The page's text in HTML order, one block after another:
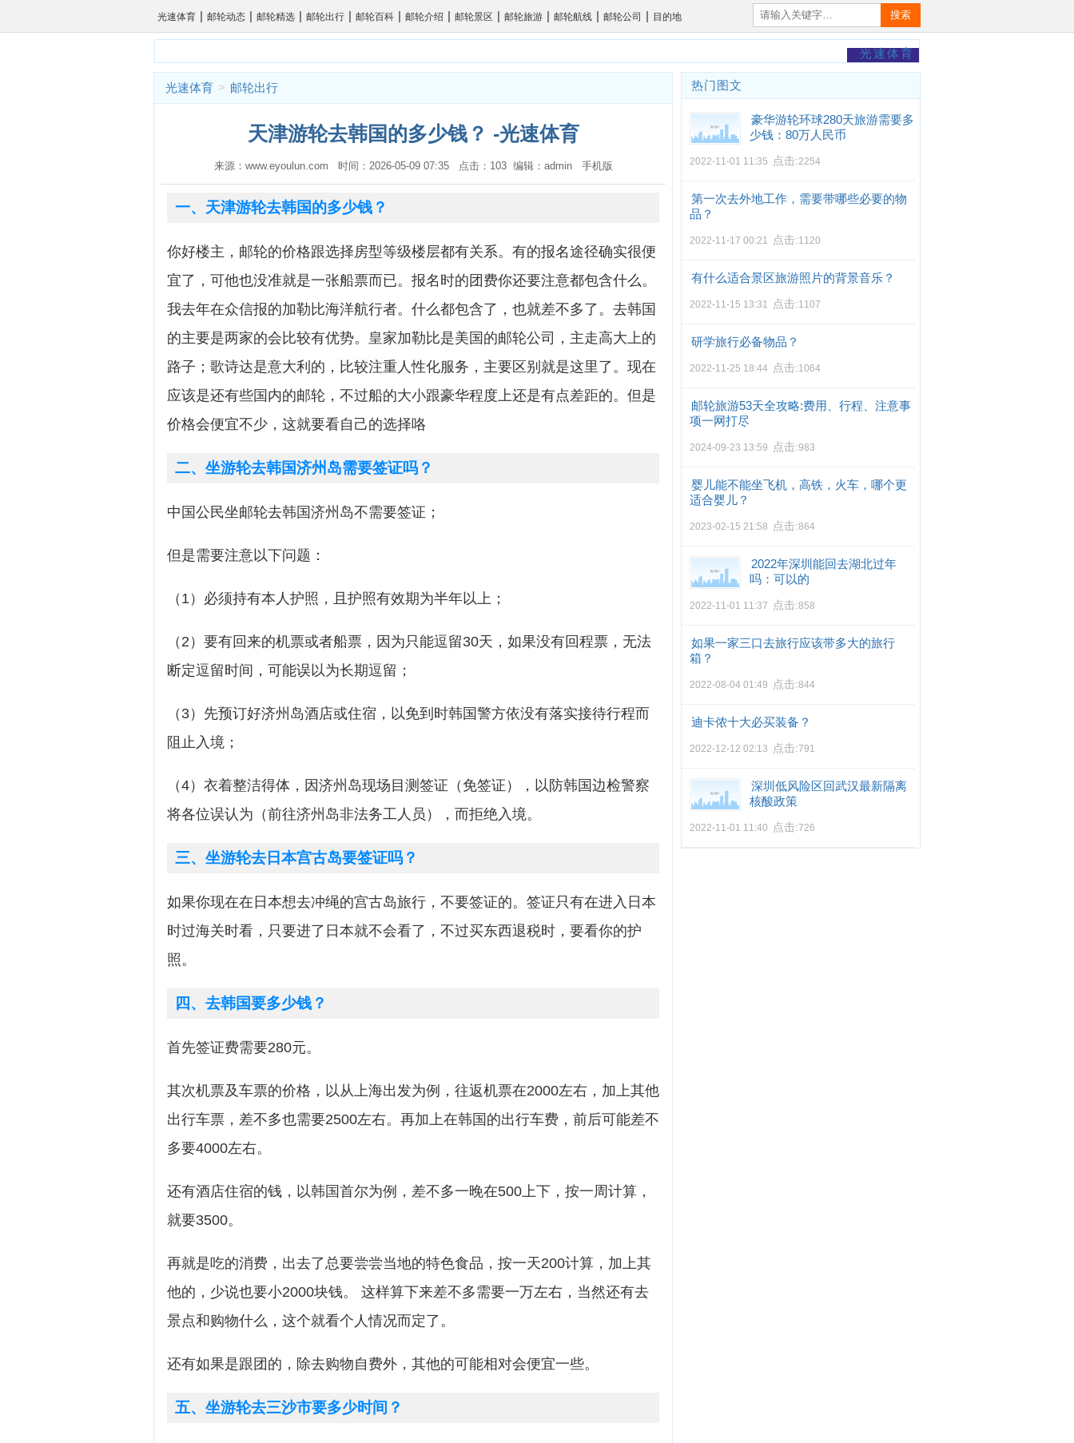
光速体育 | 邮轮动态 | 邮轮精选 | 邮轮出行 | 邮轮百科 | 邮轮介绍 | 邮轮景区 | 邮轮旅游 | 邮轮航线 | 邮轮公司 | 目的地 搜索
光速体育
光速体育 > 邮轮出行
天津游轮去韩国的多少钱？ -光速体育
来源：www.eyoulun.com 时间：2026-05-09 07:35 点击：103 编辑：admin 手机版
一、天津游轮去韩国的多少钱？
你好楼主，邮轮的价格跟选择房型等级楼层都有关系。有的报名途径确实很便
宜了，可他也没准就是一张船票而已。报名时的团费你还要注意都包含什么。
我去年在众信报的加勒比海洋航行者。什么都包含了，也就差不多了。去韩国
的主要是两家的会比较有优势。皇家加勒比是美国的邮轮公司，主走高大上的
路子；歌诗达是意大利的，比较注重人性化服务，主要区别就是这里了。现在
应该是还有些国内的邮轮，不过船的大小跟豪华程度上还是有点差距的。但是
价格会便宜不少，这就要看自己的选择咯
二、坐游轮去韩国济州岛需要签证吗？
中国公民坐邮轮去韩国济州岛不需要签证；
但是需要注意以下问题：
（1）必须持有本人护照，且护照有效期为半年以上；
（2）要有回来的机票或者船票，因为只能逗留30天，如果没有回程票，无法
断定逗留时间，可能误以为长期逗留；
（3）先预订好济州岛酒店或住宿，以免到时韩国警方依没有落实接待行程而
阻止入境；
（4）衣着整洁得体，因济州岛现场目测签证（免签证），以防韩国边检警察
将各位误认为（前往济州岛非法务工人员），而拒绝入境。
三、坐游轮去日本宫古岛要签证吗？
如果你现在在日本想去冲绳的宫古岛旅行，不要签证的。签证只有在进入日本
时过海关时看，只要进了日本就不会看了，不过买东西退税时，要看你的护
照。
四、去韩国要多少钱？
首先签证费需要280元。
其次机票及车票的价格，以从上海出发为例，往返机票在2000左右，加上其他
出行车票，差不多也需要2500左右。再加上在韩国的出行车费，前后可能差不
多要4000左右。
还有酒店住宿的钱，以韩国首尔为例，差不多一晚在500上下，按一周计算，
就要3500。
再就是吃的消费，出去了总要尝尝当地的特色食品，按一天200计算，加上其
他的，少说也要小2000块钱。 这样算下来差不多需要一万左右，当然还有去
景点和购物什么，这个就看个人情况而定了。
还有如果是跟团的，除去购物自费外，其他的可能相对会便宜一些。
五、坐游轮去三沙市要多少时间？
热门图文
豪华游轮环球280天旅游需要多
少钱：80万人民币
2022-11-01 11:35 点击:2254
第一次去外地工作，需要带哪些必要的物
品？
2022-11-17 00:21 点击:1120
有什么适合景区旅游照片的背景音乐？
2022-11-15 13:31 点击:1107
研学旅行必备物品？
2022-11-25 18:44 点击:1064
邮轮旅游53天全攻略:费用、行程、注意事
项一网打尽
2024-09-23 13:59 点击:983
婴儿能不能坐飞机，高铁，火车，哪个更
适合婴儿？
2023-02-15 21:58 点击:864
2022年深圳能回去湖北过年
吗：可以的
2022-11-01 11:37 点击:858
如果一家三口去旅行应该带多大的旅行
箱？
2022-08-04 01:49 点击:844
迪卡侬十大必买装备？
2022-12-12 02:13 点击:791
深圳低风险区回武汉最新隔离
核酸政策
2022-11-01 11:40 点击:726